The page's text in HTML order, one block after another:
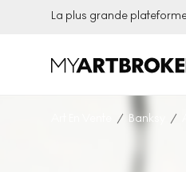
La plus grande
Banksy